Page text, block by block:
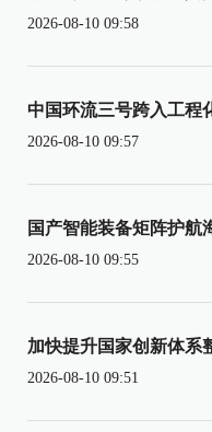
2026-08-10 09:58
中国环流三号跨入工程
2026-08-10 09:57
国产智能装备矩阵护航
2026-08-10 09:55
加快提升国家创新体系
2026-08-10 09:51